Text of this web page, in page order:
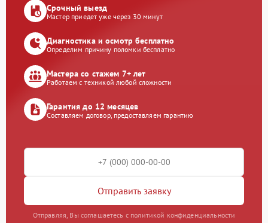
Срочный выезд
Мастер приедет уже через 30 минут
Диагностика и осмотр бесплатно
Определим причину поломки бесплатно
Мастера со стажем 7+ лет
Работаем с техникой любой сложности
Гарантия до 12 месяцев
Составляем договор, предоставляем гарантию
Отправить заявку
Отправляя, Вы соглашаетесь с политикой конфиденциальности